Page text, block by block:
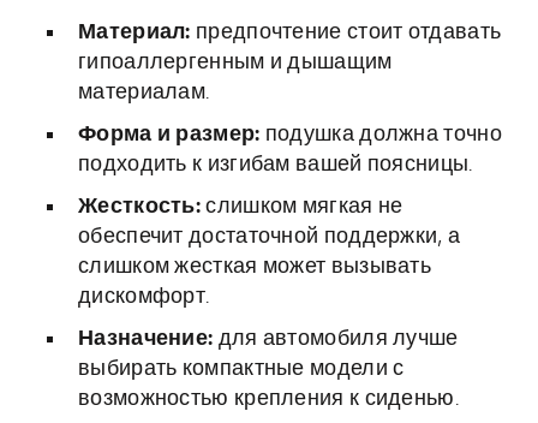
Материал: предпочтение стоит отдавать
гипоаллергенным и дышащим
материалам.
Форма и размер: подушка должна точно
подходить к изгибам вашей поясницы.
Жесткость: слишком мягкая не
обеспечит достаточной поддержки, а
слишком жесткая может вызывать
дискомфорт.
Назначение: для автомобиля лучше
выбирать компактные модели с
возможностью крепления к сиденью.